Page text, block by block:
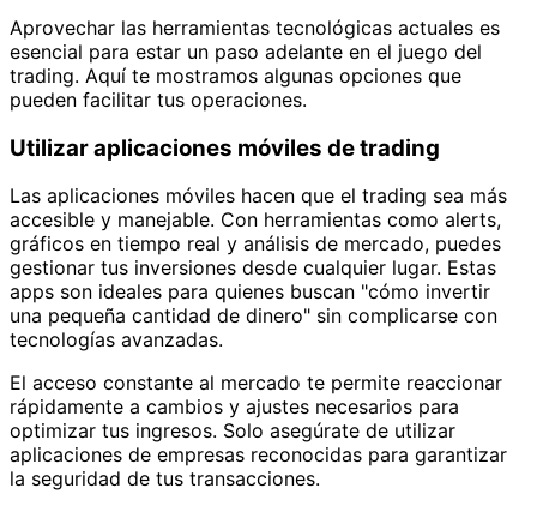
Aprovechar las herramientas tecnológicas actuales es
esencial para estar un paso adelante en el juego del
trading. Aquí te mostramos algunas opciones que
pueden facilitar tus operaciones.
Utilizar aplicaciones móviles de trading
Las aplicaciones móviles hacen que el trading sea más
accesible y manejable. Con herramientas como alerts,
gráficos en tiempo real y análisis de mercado, puedes
gestionar tus inversiones desde cualquier lugar. Estas
apps son ideales para quienes buscan "cómo invertir
una pequeña cantidad de dinero" sin complicarse con
tecnologías avanzadas.
El acceso constante al mercado te permite reaccionar
rápidamente a cambios y ajustes necesarios para
optimizar tus ingresos. Solo asegúrate de utilizar
aplicaciones de empresas reconocidas para garantizar
la seguridad de tus transacciones.